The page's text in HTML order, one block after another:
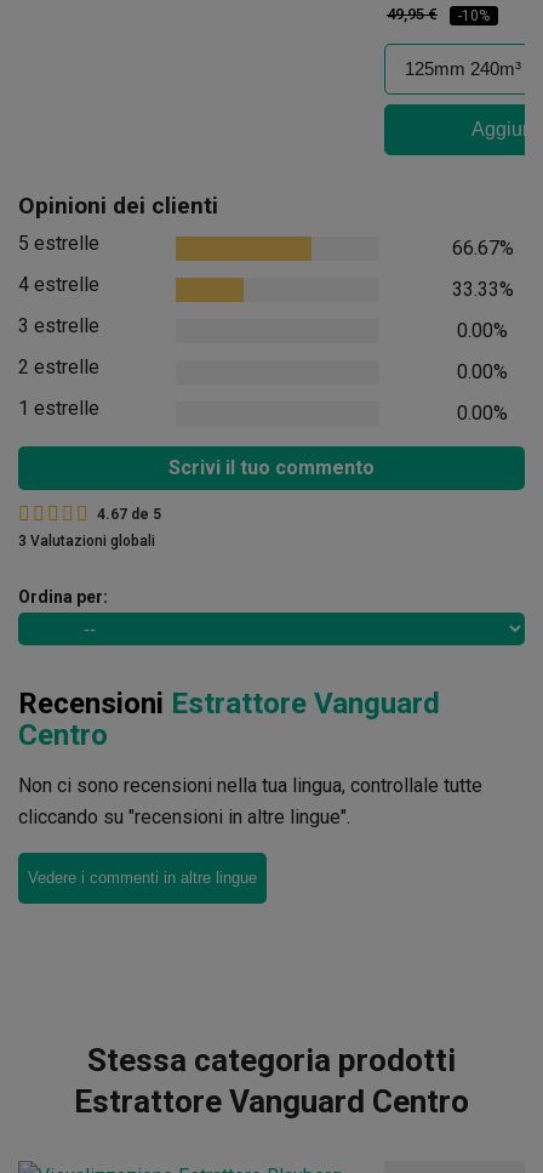
49,95 € -10%
Opinioni dei clienti
5 estrelle
66.67%
4 estrelle
33.33%
3 estrelle
0.00%
2 estrelle
0.00%
1 estrelle
0.00%
Scrivi il tuo commento
4.67 de 5
3 Valutazioni globali
Ordina per:
Recensioni Estrattore Vanguard
Centro
Non ci sono recensioni nella tua lingua, controllale tutte
cliccando su "recensioni in altre lingue".
Vedere i commenti in altre lingue
Stessa categoria prodotti
Estrattore Vanguard Centro